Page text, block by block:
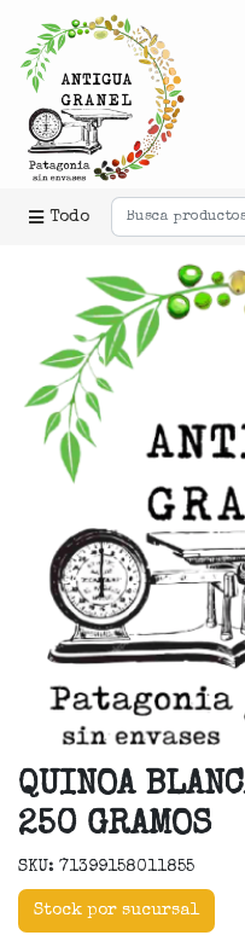
Todo
QUINOA
250 GRAMOS
SKU: 71399158011855
Stock por sucursal